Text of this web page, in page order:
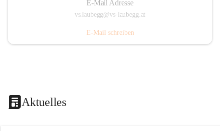
E-Mail Adresse
vs.laubegg@vs-laubegg.at
E-Mail schreiben
Aktuelles